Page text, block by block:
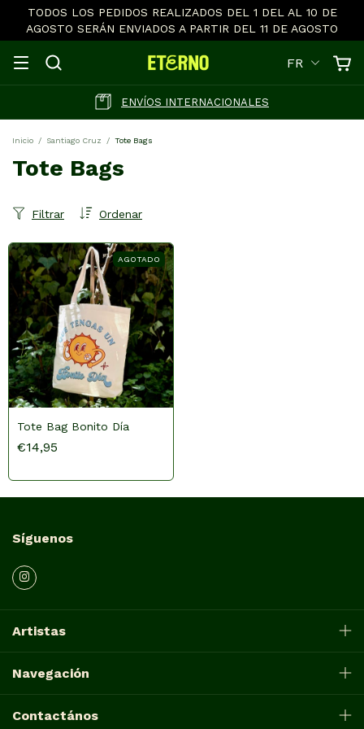
TODOS LOS PEDIDOS REALIZADOS DEL 1 DEL AL 10 DE
AGOSTO SERÁN ENVIADOS A PARTIR DEL 11 DE AGOSTO
FR
ENVÍOS INTERNACIONALES
Inicio / Santiago Cruz / Tote Bags
Tote Bags
Ordenar
Filtrar
AGOTADO
Tote Bag Bonito Día
€14,95
Síguenos
Artistas
Navegación
Contactános